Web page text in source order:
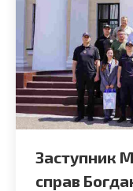
Заступник
справ